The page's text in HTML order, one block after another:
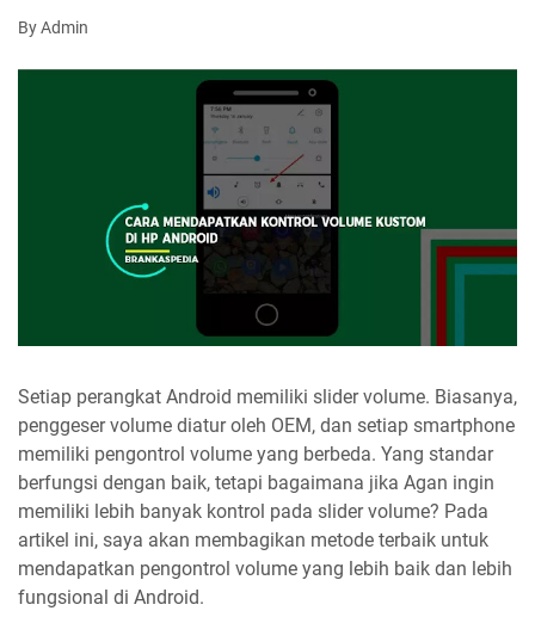
By Admin
Setiap perangkat Android memiliki slider volume. Biasanya,
penggeser volume diatur oleh OEM, dan setiap smartphone
memiliki pengontrol volume yang berbeda. Yang standar
berfungsi dengan baik, tetapi bagaimana jika Agan ingin
memiliki lebih banyak kontrol pada slider volume? Pada
artikel ini, saya akan membagikan metode terbaik untuk
mendapatkan pengontrol volume yang lebih baik dan lebih
fungsional di Android.